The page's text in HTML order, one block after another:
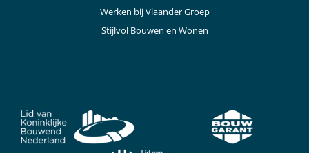
Werken bij Vlaander Groep
Stijlvol Bouwen en Wonen